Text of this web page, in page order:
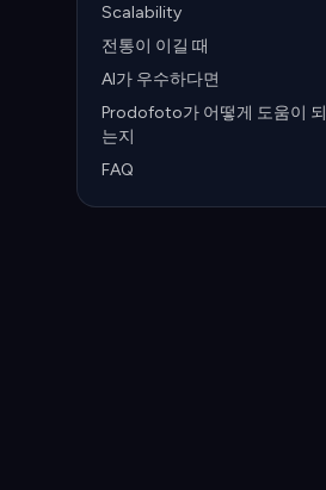
Scalability
전통이 이길 때
AI가 우수하다면
Prodofoto가 어떻게 도움이 되
는지
FAQ